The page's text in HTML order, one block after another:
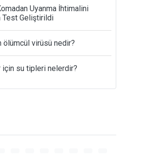
Uyanma İhtimalini
Test Geliştirildi
ölümcül virüsü nedir?
için su tipleri nelerdir?